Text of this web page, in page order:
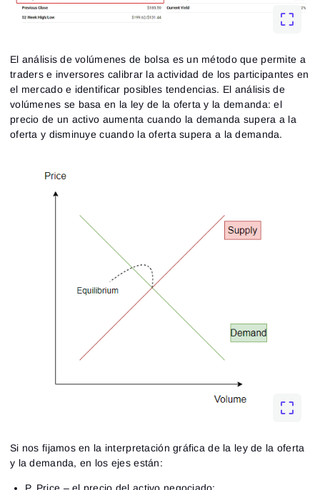
El análisis de volúmenes de bolsa es un método que permite a
traders e inversores calibrar la actividad de los participantes en
el mercado e identificar posibles tendencias. El análisis de
volúmenes se basa en la ley de la oferta y la demanda: el
precio de un activo aumenta cuando la demanda supera a la
oferta y disminuye cuando la oferta supera a la demanda.
Si nos fijamos en la interpretación gráfica de la ley de la oferta
y la demanda, en los ejes están: